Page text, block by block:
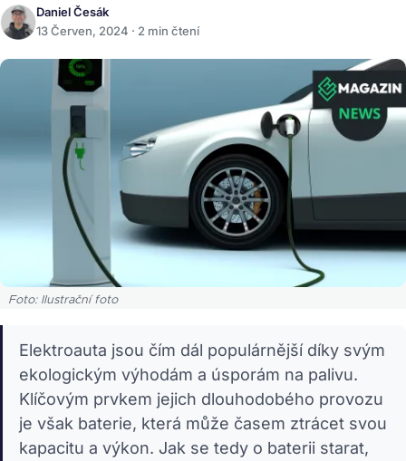
Daniel Česák
13 Červen, 2024 · 2 min čtení
Foto: Ilustrační foto
Elektroauta jsou čím dál populárnější díky svým
ekologickým výhodám a úsporám na palivu.
Klíčovým prvkem jejich dlouhodobého provozu
je však baterie, která může časem ztrácet svou
kapacitu a výkon. Jak se tedy o baterii starat,